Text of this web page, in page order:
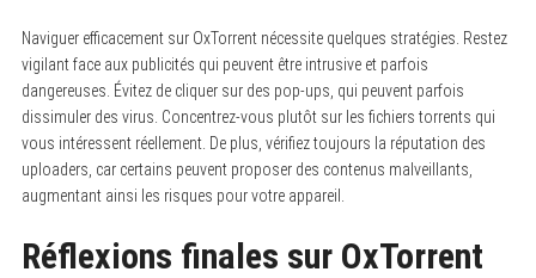
Naviguer efficacement sur OxTorrent nécessite quelques stratégies. Restez
vigilant face aux publicités qui peuvent être intrusive et parfois
dangereuses. Évitez de cliquer sur des pop-ups, qui peuvent parfois
dissimuler des virus. Concentrez-vous plutôt sur les fichiers torrents qui
vous intéressent réellement. De plus, vérifiez toujours la réputation des
uploaders, car certains peuvent proposer des contenus malveillants,
augmentant ainsi les risques pour votre appareil.
Réflexions finales sur OxTorrent